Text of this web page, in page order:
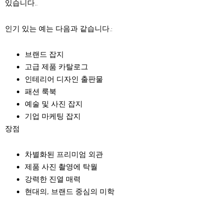
있습니다..
인기 있는 예는 다음과 같습니다.:
브랜드 잡지
고급 제품 카탈로그
인테리어 디자인 출판물
패션 룩북
예술 및 사진 잡지
기업 마케팅 잡지
장점
차별화된 프리미엄 외관
제품 사진 촬영에 탁월
강력한 진열 매력
현대의, 브랜드 중심의 미학